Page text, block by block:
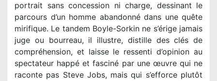
portrait sans concession ni charge, dessinant le
parcours d’un homme abandonné dans une quête
mirifique. Le tandem Boyle-Sorkin ne s’érige jamais
juge ou bourreau, il illustre, distille des clés de
compréhension, et laisse le ressenti d’opinion au
spectateur happé et fasciné par une œuvre qui ne
raconte pas Steve Jobs, mais qui s’efforce plutôt